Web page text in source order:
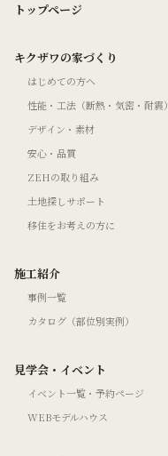
トップページ
キクザワの家づくり
はじめての方へ
性能・工法（断熱・気密・耐震）
デザイン・素材
安心・品質
ZEHの取り組み
土地探しサポート
移住をお考えの方に
施工紹介
事例一覧
カタログ（部位別実例）
見学会・イベント
イベント一覧・予約ページ
WEBモデルハウス